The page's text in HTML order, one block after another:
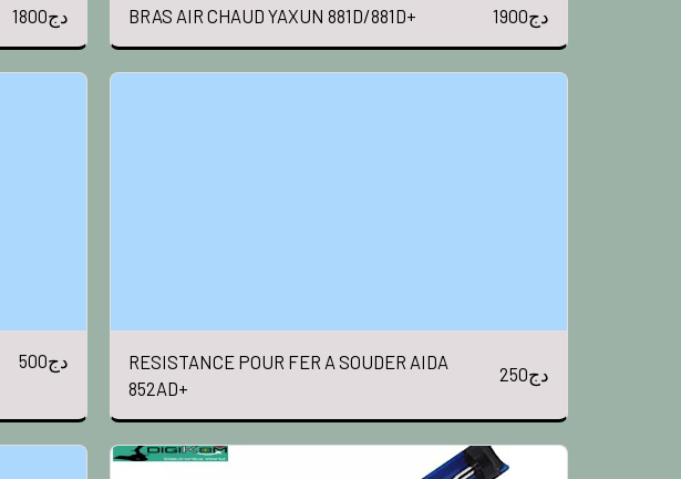
1800دج BRAS AIR CHAUD YAXUN 881D/881D+ 1900دج
500دج
RESISTANCE POUR FER A SOUDER AIDA
852AD+
250دج